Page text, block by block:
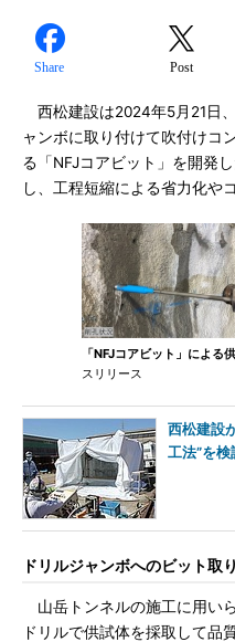
Share Post
西松建設は2024年5月21日
ャンボに取り付けて吹付けコ
る「NFJコアビット」を開発
し、工程短縮による省力化や
「NFJコアビット」による
スリリース
西松建設
工法”を検
ドリルジャンボへのビット取
山岳トンネルの施工に用い
ドリルで供試体を採取して品